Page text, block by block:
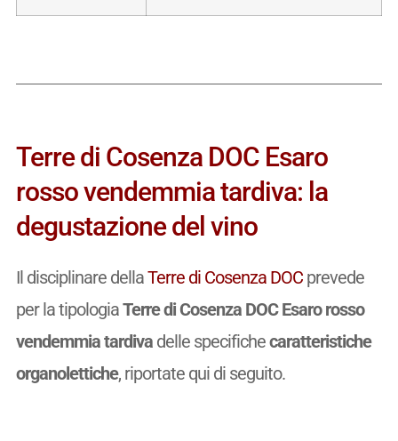
Terre di Cosenza DOC Esaro
rosso vendemmia tardiva: la
degustazione del vino
Il disciplinare dellaTerre di Cosenza DOCprevede
per la tipologiaTerre di Cosenza DOC Esaro rosso
vendemmia tardivadelle specifichecaratteristiche
organolettiche, riportate qui di seguito.